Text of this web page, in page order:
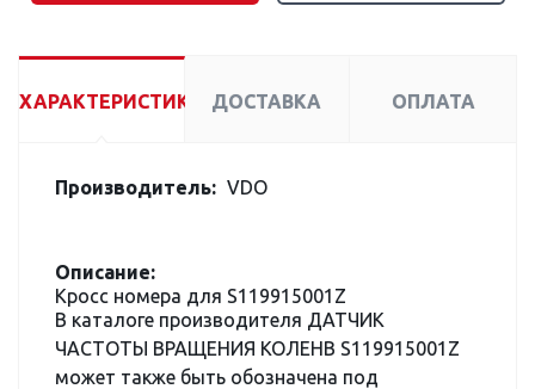
ХАРАКТЕРИСТИКИ ДОСТАВКА ОПЛАТА
Производитель: VDO
Описание:
Кросс номера для S119915001Z
В каталоге производителя ДАТЧИК
ЧАСТОТЫ ВРАЩЕНИЯ КОЛЕНВ S119915001Z
может также быть обозначена под